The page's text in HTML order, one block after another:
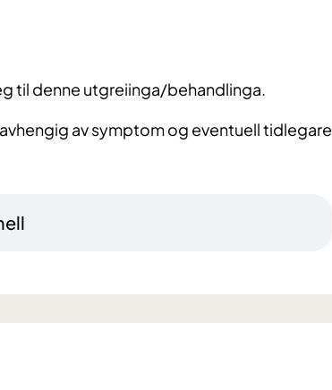
til denne utgreiinga/behandlinga.
av symptom og eventuell tidlegare